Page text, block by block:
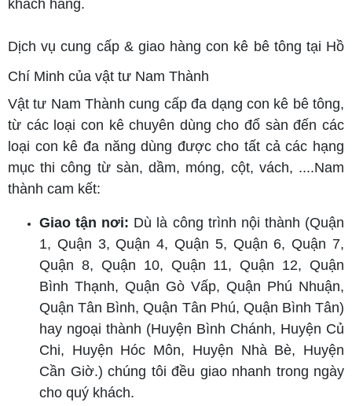
khách hàng.
Dịch vụ cung cấp & giao hàng con kê bê tông tại Hồ
Chí Minh của vật tư Nam Thành
Vật tư Nam Thành cung cấp đa dạng con kê bê tông,
từ các loại con kê chuyên dùng cho đổ sàn đến các
loại con kê đa năng dùng được cho tất cả các hạng
mục thi công từ sàn, dầm, móng, cột, vách, ....Nam
thành cam kết:
Giao tận nơi: Dù là công trình nội thành (Quận
1, Quận 3, Quận 4, Quận 5, Quận 6, Quận 7,
Quận 8, Quận 10, Quận 11, Quận 12, Quận
Bình Thạnh, Quận Gò Vấp, Quận Phú Nhuận,
Quận Tân Bình, Quận Tân Phú, Quận Bình Tân)
hay ngoại thành (Huyện Bình Chánh, Huyện Củ
Chi, Huyện Hóc Môn, Huyện Nhà Bè, Huyện
Cần Giờ.) chúng tôi đều giao nhanh trong ngày
cho quý khách.